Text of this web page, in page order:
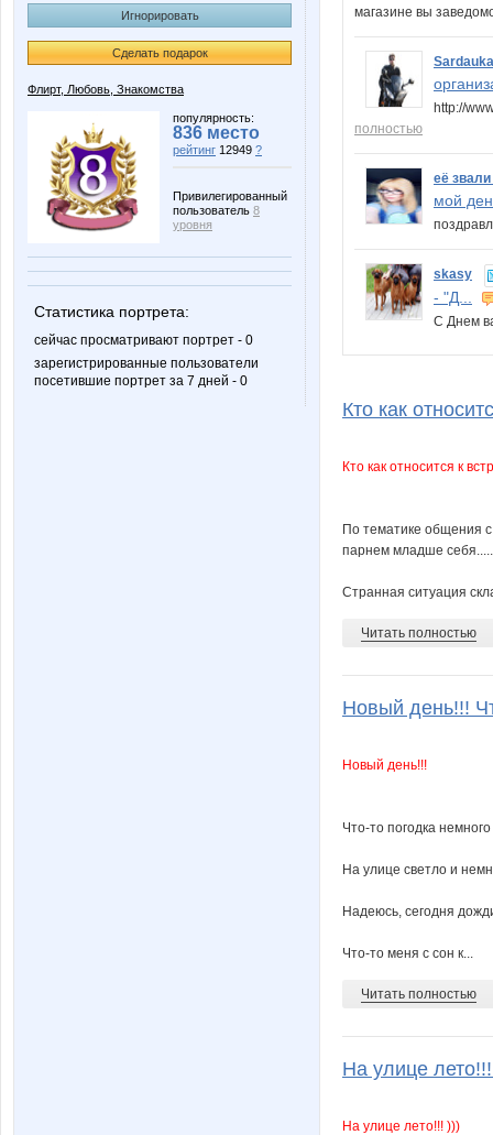
Игнорировать
Сделать подарок
Флирт, Любовь, Знакомства
популярность:
836 место
рейтинг 12949 ?
Привилегированный
пользователь 8
уровня
Статистика портрета:
сейчас просматривают портрет - 0
зарегистрированные пользователи
посетившие портрет за 7 дней - 0
магазине вы
http://
полностью
её
мой
skasy
- "Д...
С Днем
Кто как
Кто как относится к
По тематике общения с
парнем младше
Странная ситуация
Читать полностью
Новый день!!!
Новый день!!!
Что-то погодка
На улице светло и
Надеюсь, сегодня
Что-то меня с сон к...
Читать полностью
На улице
На улице лето!!! )))